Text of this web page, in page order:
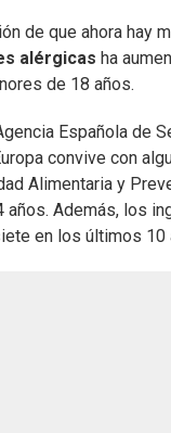
de que ahora hay
alérgicas ha
de 18 años.
Española de
convive con
Alimentaria y
años. Además, los
en los últimos 10